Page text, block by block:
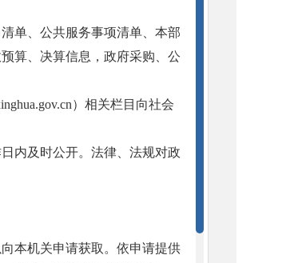
单、公共服务事项清单、本部
算、决算信息，政府采购、公
）相关栏目向社会
内及时公开。法律、法规对政
本机关申请获取。依申请提供